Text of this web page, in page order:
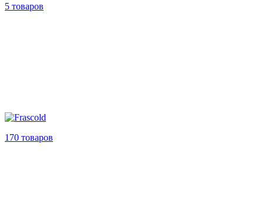
5 товаров
170 товаров